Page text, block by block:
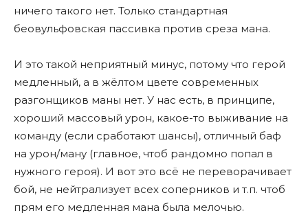
ничего такого нет. Только стандартная
беовульфовская пассивка против среза мана.
И это такой неприятный минус, потому что герой
медленный, а в жёлтом цвете современных
разгонщиков маны нет. У нас есть, в принципе,
хороший массовый урон, какое-то выживание на
команду (если сработают шансы), отличный баф
на урон/ману (главное, чтоб рандомно попал в
нужного героя). И вот это всё не переворачивает
бой, не нейтрализует всех соперников и т.п. чтоб
прям его медленная мана была мелочью.